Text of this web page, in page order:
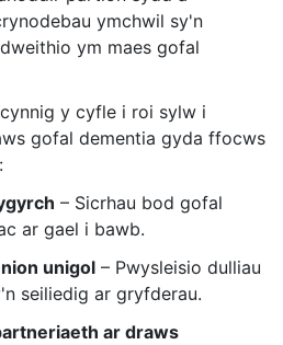
ymchwil sy'n
ym maes gofal
y cyfle i roi sylw i
gofal dementia gyda ffocws
– Sicrhau bod gofal
ar gael i bawb.
unigol – Pwysleisio dulliau
seiliedig ar gryfderau.
ar draws